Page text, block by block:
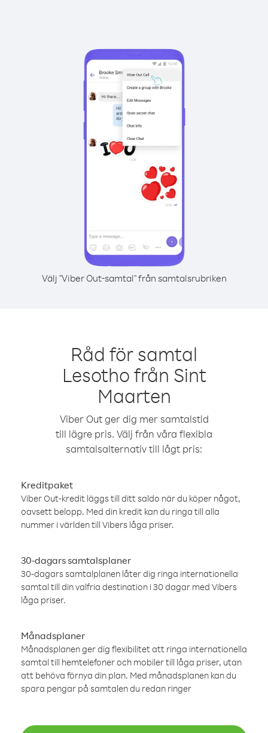
Välj "Viber Out-samtal" från samtalsrubriken
Råd för samtal
Lesotho från Sint
Maarten
Viber Out ger dig mer samtalstid
till lägre pris. Välj från våra flexibla
samtalsalternativ till lågt pris:
Kreditpaket
Viber Out-kredit läggs till ditt saldo när du köper något,
oavsett belopp. Med din kredit kan du ringa till alla
nummer i världen till Vibers låga priser.
30-dagars samtalsplaner
30-dagars samtalplanen låter dig ringa internationella
samtal till din valfria destination i 30 dagar med Vibers
låga priser.
Månadsplaner
Månadsplanen ger dig flexibilitet att ringa internationella
samtal till hemtelefoner och mobiler till låga priser, utan
att behöva förnya din plan. Med månadsplanen kan du
spara pengar på samtalen du redan ringer